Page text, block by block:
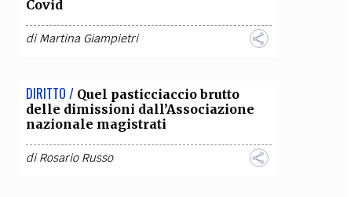
Covid
diMartina Giampietri
DIRITTO / Quel pasticciaccio brutto
delle dimissioni dall’Associazione
nazionale magistrati
diRosario Russo